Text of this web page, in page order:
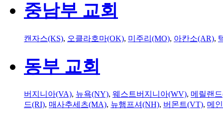
중남부 교회
캔자스(KS), 오클라호마(OK), 미주리(MO), 아칸소(AR),
동부 교회
버지니아(VA), 뉴욕(NY), 웨스트버지니아(WV), 메릴랜
드(RI), 매사추세츠(MA), 뉴햄프셔(NH), 버몬트(VT), 메